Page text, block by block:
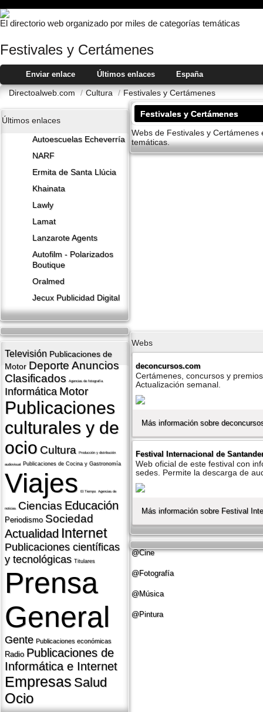
El directorio web organizado por miles de categorías temáticas
Festivales y Certámenes
Enviar enlace Últimos enlaces España
Directoalweb.com / Cultura / Festivales y Certámenes
Últimos enlaces
Autoescuelas Echeverría
NARF
Ermita de Santa Llúcia
Khainata
Lawly
Lamat
Lanzarote​ Agents
Autofilm - Polarizados
Boutique
Oralmed
Jecux Publicidad Digital
Televisión Publicaciones de
Motor DeporteAnuncios
Clasificados
Agencias de fotografí­a
Informática Motor
Publicaciones
culturales y de
ocio Cultura Producción y distribución
audiovisual Publicaciones de Cocina y Gastronomí­a
Viajes El Tiempo Agencias de
noticias Ciencias Educación
Periodismo Sociedad
Actualidad Internet
Publicaciones cientí­ficas
y tecnológicas Titulares
Prensa
General
Gente Publicaciones económicas
Radio Publicaciones de
Informática e Internet
Empresas Salud
Ocio
Festivales y Certámenes
Webs de Festivales y
temáticas.
Webs
deconcursos.com
Certámenes, concursos y
Actualización semanal.
Más información sobre
Festival Internacional de
Web oficial de este festival con
sedes. Permite la descarga de
Más información sobre Festival
@Cine
@Fotografí­a
@Música
@Pintura